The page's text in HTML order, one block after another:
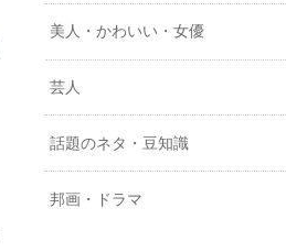
美人・かわいい・女優
芸人
話題のネタ・豆知識
邦画・ドラマ